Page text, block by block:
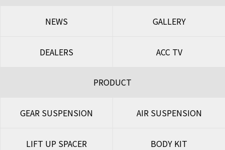
NEWS GALLERY
DEALERS ACC TV
PRODUCT
GEAR SUSPENSION AIR SUSPENSION
LIFT UP SPACER BODY KIT